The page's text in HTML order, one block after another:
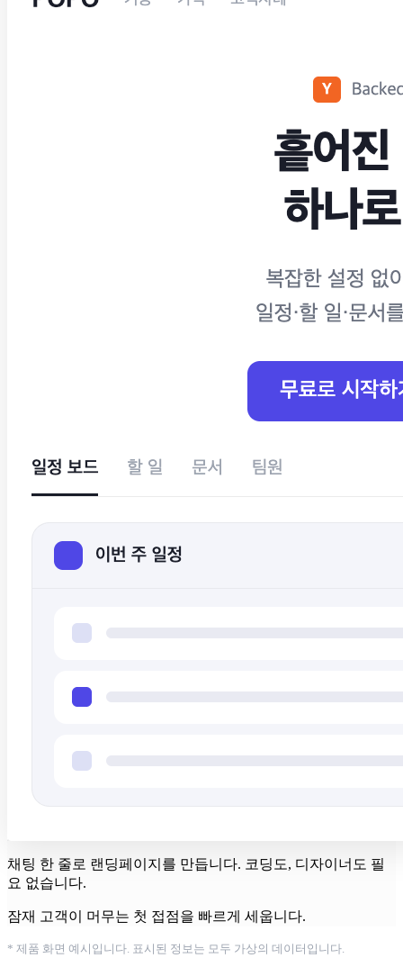
채팅 한 줄로 랜딩페이지를 만듭니다. 코딩도, 디자이너도 필
요 없습니다.
잠재 고객이 머무는 첫 접점을 빠르게 세웁니다.
* 제품 화면 예시입니다. 표시된 정보는 모두 가상의 데이터입니다.